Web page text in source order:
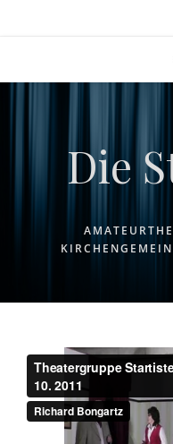
Die